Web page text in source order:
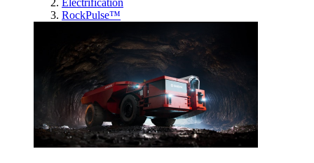
Électrification
RockPulse™